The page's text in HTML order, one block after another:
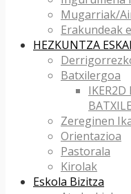
Mugarriak/
Erakundeak
HEZKUNTZA
Batxilergoa
IKER2D
Zereginen
Orientazioa
Pastorala
Kirolak
Eskola Bizitza